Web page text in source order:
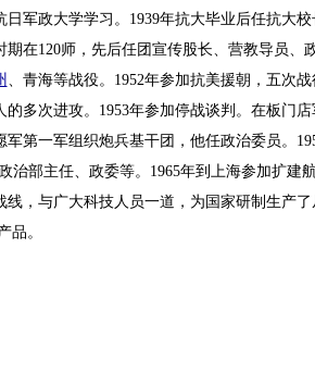
军政大学学习。1939年抗大毕业后任抗大校
期在120师，先后任团宣传股长、营教导员、
、青海等战役。1952年参加抗美援朝，五次
多次进攻。1953年参加停战谈判。在板门
第一军组织炮兵基干团，他任政治委员。
治部主任、政委等。1965年到上海参加扩建
，与广大科技人员一道，为国家研制生产
品。